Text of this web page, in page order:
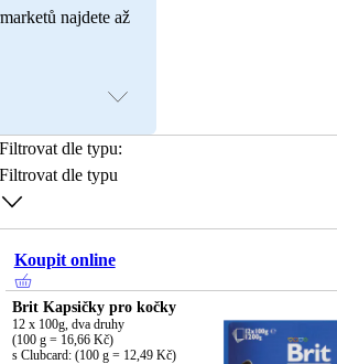
najdete až
Filtrovat dle typu:
Filtrovat dle typu
Koupit online
Brit Kapsičky pro kočky
12 x 100g, dva druhy
(100 g = 16,66 Kč)
s Clubcard: (100 g = 12,49 Kč)